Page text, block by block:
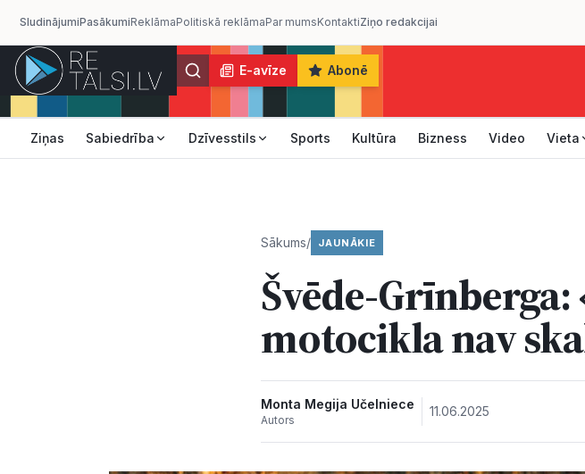
SludinājumiPasākumiReklāmaPolitiskā reklāmaPar mumsKontaktiZiņo redakcijai
E-avīze Abonē
Ziņas Sabiedrība Dzīvesstils Sports Kultūra Bizness Video Vieta
Sākums/ JAUNĀKIE
Švēde-
motocikla nav
Monta Megija Učelniece
Autors
11.06.2025